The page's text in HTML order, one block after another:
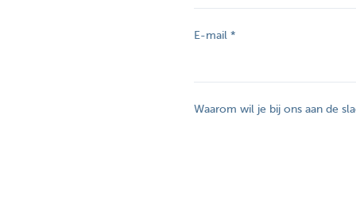
E-mail
Waarom wil je bij ons aan de